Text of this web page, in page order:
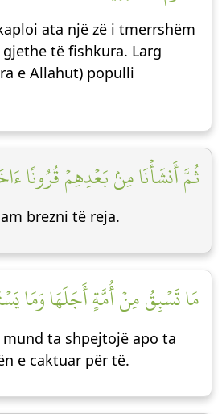
ata një zë i tmerrshëm
të fishkura. Larg
e Allahut) populli
ثُمَّ أَنشَأۡنَا مِنۢ بَعۡدِهِمۡ قُرُونًا
brezni të reja.
مَا تَسۡبِقُ مِنۡ أُمَّةٍ أَجَلَهَا وَمَا
ta shpejtojë apo ta
e caktuar për të.